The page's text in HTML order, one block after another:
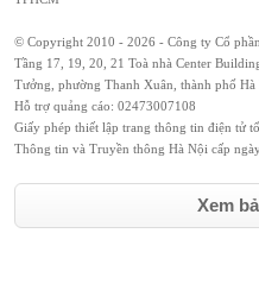
© Copyright 2010 - 2026 - Công ty Cổ
Tầng 17, 19, 20, 21 Toà nhà Center
Tưởng, phường Thanh Xuân, thành phố Hà
Hỗ trợ quảng cáo: 02473007108
Giấy phép thiết lập trang thông tin điện tử
Thông tin và Truyền thông Hà Nội cấp
Xem